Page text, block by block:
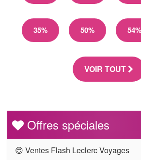
35% 50% 54%
VOIR TOUT
Offres spéciales
😍 Ventes Flash Leclerc Voyages